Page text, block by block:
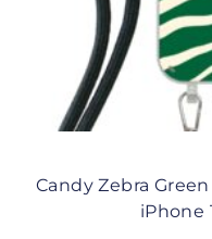
Candy Zebra
iPhone